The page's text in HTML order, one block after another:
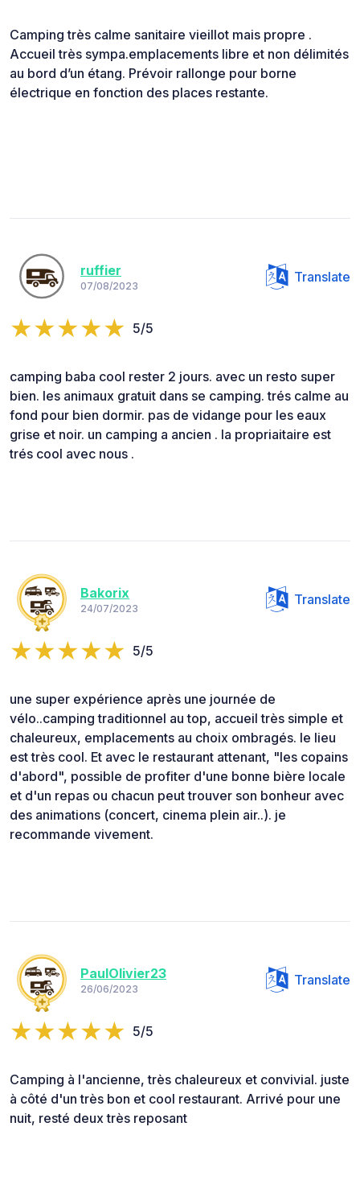
Camping très calme sanitaire vieillot mais propre .
Accueil très sympa.emplacements libre et non délimités
au bord d’un étang. Prévoir rallonge pour borne
électrique en fonction des places restante.
ruffier
07/08/2023
Translate
5/5
camping baba cool rester 2 jours. avec un resto super
bien. les animaux gratuit dans se camping. trés calme au
fond pour bien dormir. pas de vidange pour les eaux
grise et noir. un camping a ancien . la propriaitaire est
trés cool avec nous .
Bakorix
24/07/2023
Translate
5/5
une super expérience après une journée de
vélo..camping traditionnel au top, accueil très simple et
chaleureux, emplacements au choix ombragés. le lieu
est très cool. Et avec le restaurant attenant, "les copains
d'abord", possible de profiter d'une bonne bière locale
et d'un repas ou chacun peut trouver son bonheur avec
des animations (concert, cinema plein air..). je
recommande vivement.
PaulOlivier23
26/06/2023
Translate
5/5
Camping à l'ancienne, très chaleureux et convivial. juste
à côté d'un très bon et cool restaurant. Arrivé pour une
nuit, resté deux très reposant